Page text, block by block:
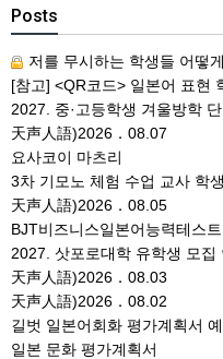
Posts
저를 무시하는 학생들 어떻
[참고] <QR코드> 일본어 표현
天声人語)2026．08.07
요사코이 마츠리
3차 기모노 체험 수업 교사 학
天声人語)2026．08.05
BJT비즈니스일본어능력테스
2027. 삿포로대학 유학생 모집
天声人語)2026．08.03
天声人語)2026．08.02
길벗 일본어회화 평가계획서
일본 문화 평가계획서